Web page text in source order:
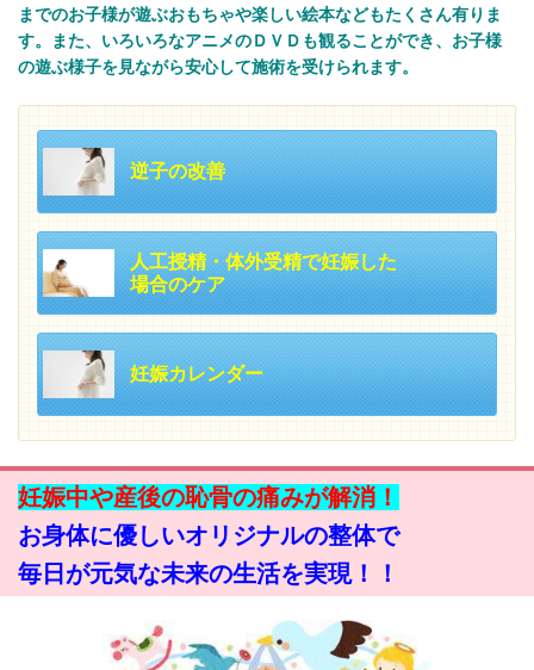
までのお子様が遊ぶおもちゃや楽しい絵本などもたくさん有りま
す。また、いろいろなアニメのＤＶＤも観ることができ、お子様
の遊ぶ様子を見ながら安心して施術を受けられます。
逆子の改善
人工授精・体外受精で妊娠した
場合のケア
妊娠カレンダー
妊娠中や産後の恥骨の痛みが解消！
お身体に優しいオリジナルの整体で
毎日が元気な未来の生活を実現！！